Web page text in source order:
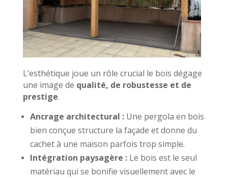
L’esthétique joue un rôle crucial le bois dégage
une image de qualité, de robustesse et de
prestige.
Ancrage architectural :Une pergola en bois
bien conçue structure la façade et donne du
cachet à une maison parfois trop simple.
Intégration paysagère :Le bois est le seul
matériau qui se bonifie visuellement avec le